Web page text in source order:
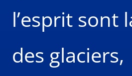
l’esprit sont
des glaciers,